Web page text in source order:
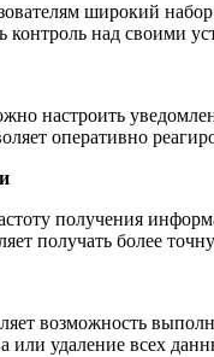
широкий
контроль над своими
настроить
оперативно
получения
получать более
возможность
или удаление всех